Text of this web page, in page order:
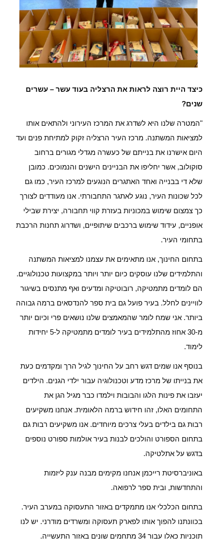
כיצד היית רוצה לראות את הרצליה בעוד עשר – עשרים
שנים?
"המטרה שלנו היא לשדרג את המרכז העירוני ולהתאים אותו
למציאות המשתנה. מרכז העיר הרצליה זקוק למתיחת פנים ועד
היום אישרנו את בנייתם של כעשרה מגדלי מגורים ברחוב
סוקולוב, אשר יחליפו את הבניינים הישנים והנמוכים. כמובן
שלא די בבנייה ואחד האתגרים הנוגעים למרכז העיר, כמו גם
לכל שכונות העיר, נוגע לאתגר התחבורתי. אנו מעודדים לצורך
כך צמצום שימוש במכוניות בעזרת קווי תחבורה, יצירת שבילי
אופניים, עידוד שימוש ברכבים שיתופיים, ושדרוג תחנות הרכבת
בתחומי העיר.
בתחום החינוך, אנו מתאימים את עצמנו למציאות המשתנה
והתלמידים שלנו עוסקים כיום יותר ויותר במקצועות טכנולוגיים.
הם לומדים מתמטיקה, רובוטיקה ומדעים ואף מתנסים בשיגור
לוויינים לחלל. בעיר פועל גם בית ספר להנדסאים ברמה גבוהה
ביותר. אני שמח לומר שהמאמצים שלנו נושאים פרי וכיום יותר
מ-30 אחוז מהתלמידים בעיר לומדים מתמטיקה ל-5 יחידות
לימוד.
בנוסף אנו שמים דגש רחב על החינוך לגיל הרך ומקדמים כעת
את בנייתו של מרכז מדע וטכנולוגיה עבור ילדי הגנים. הילדים
יעזבו את פינות הלגו והבובות וילמדו כבר מגיל הגן את
התחומים האלו, זהו חידוש ברמה הלאומית. אנחנו משקיעים
רבות גם בילדים בעלי צרכים מיוחדים. אנו משקיעים רבות גם
בתחום הספורט והולכים לבנות בעיר אולמות ספורט נוספים
בדגש על אתלטיקה.
באוניברסיטת רייכמן אנחנו מקימים מבנה ענק ליזמות
והתחדשות, ובית ספר לרפואה.
בתחום הכלכלי אנו מתמקדים באזור התעסוקה במערב העיר.
בכוונתנו להפוך אותו לפארק תעסוקה ומשרדים מודרני. יש לנו
תוכניות כאלו עבור 34 מתחמים שונים באזור התעשייה.